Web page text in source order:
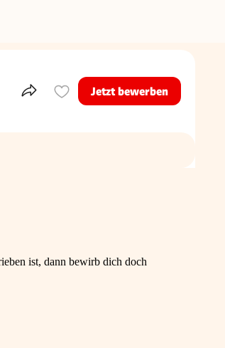
Teile dieses InseratJetzt bewerben
ist, dann bewirb dich doch